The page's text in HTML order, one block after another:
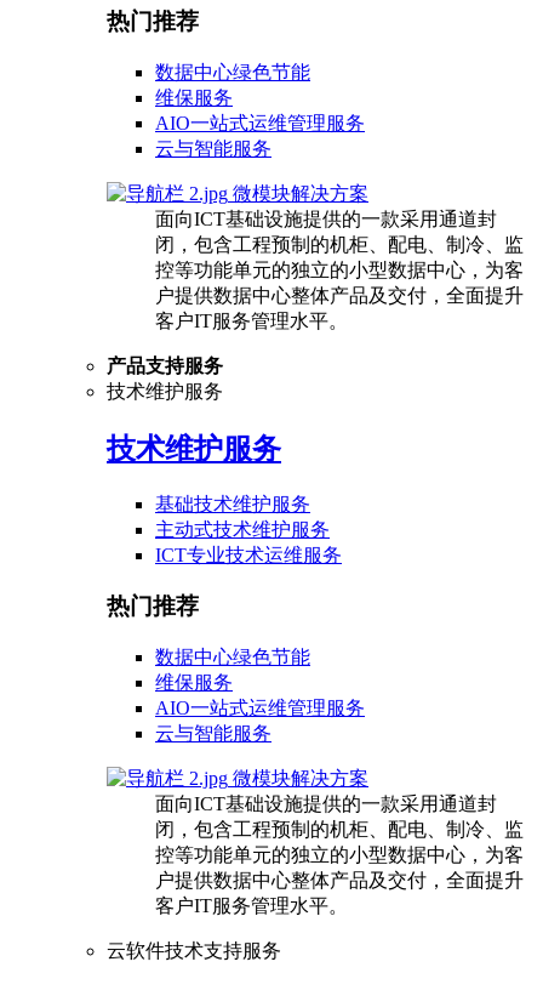
热门推荐
数据中心绿色节能
维保服务
AIO一站式运维管理服务
云与智能服务
微模块解决方案
面向ICT基础设施提供的一款采用通道封
闭，包含工程预制的机柜、配电、制冷、监
控等功能单元的独立的小型数据中心，为客
户提供数据中心整体产品及交付，全面提升
客户IT服务管理水平。
产品支持服务
技术维护服务
技术维护服务
基础技术维护服务
主动式技术维护服务
ICT专业技术运维服务
热门推荐
数据中心绿色节能
维保服务
AIO一站式运维管理服务
云与智能服务
微模块解决方案
面向ICT基础设施提供的一款采用通道封
闭，包含工程预制的机柜、配电、制冷、监
控等功能单元的独立的小型数据中心，为客
户提供数据中心整体产品及交付，全面提升
客户IT服务管理水平。
云软件技术支持服务